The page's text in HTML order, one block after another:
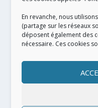
En revanche, nous
(partage sur les réseaux
déposent également des
nécessaire. Ces cookies